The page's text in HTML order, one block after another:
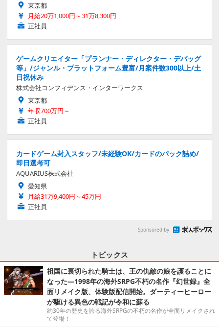
東京都
月給20万1,000円～31万8,300円
正社員
ゲームクリエイター「プランナー・ディレクター・デバッグ
等」/ジャンル・プラットフォーム豊富/月案件数300以上/土
日祝休み
株式会社コンフィデンス・インターワークス
東京都
年収700万円～
正社員
カードゲーム封入スタッフ/未経験OK/カードのパック詰め/
即日選考可
AQUARIUS株式会社
愛知県
月給31万9,400円～45万円
正社員
Sponsored by
トピックス
祖国に裏切られた騎士は、王の仇敵の娘を護ることに
なった―1998年の海外SRPG不朽の名作『幻世録』全
面リメイク版、体験版配信開始。ダーティーヒーロー
が駆ける異色の戦記が令和に蘇る
約30年の歴史を誇る海外SRPGの不朽の名作が全面リメイクされ
て登場！